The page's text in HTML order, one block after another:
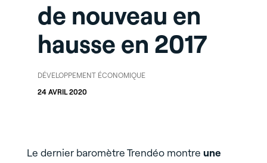
de nouveau en
hausse en 2017
DÉVELOPPEMENT ÉCONOMIQUE
24 AVRIL 2020
Le dernier baromètre Trendéo montre une